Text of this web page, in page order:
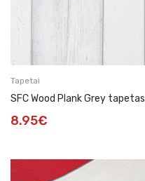
Tapetai
SFC Wood Plank Grey tapetas
8.95€